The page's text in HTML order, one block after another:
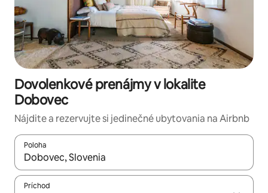
Dovolenkové prenájmy v lokalite
Dobovec
Nájdite a rezervujte si jedinečné ubytovania na Airbnb
Poloha
Keď budú výsledky k dispozícii, môžete si ich prechádzať
Príchod